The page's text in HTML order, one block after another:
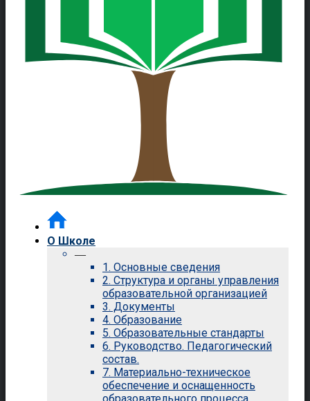
О Школе
—
1. Основные сведения
2. Структура и органы управления
образовательной организацией
3. Документы
4. Образование
5. Образовательные стандарты
6. Руководство. Педагогический
состав.
7. Материально-техническое
обеспечение и оснащенность